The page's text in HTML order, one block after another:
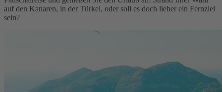
auf den Kanaren, in der Türkei, oder soll es doch lieber ein Fernziel
sein?